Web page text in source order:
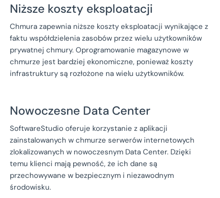
Niższe koszty eksploatacji
Chmura zapewnia niższe koszty eksploatacji wynikające z
faktu współdzielenia zasobów przez wielu użytkowników
prywatnej chmury. Oprogramowanie magazynowe w
chmurze jest bardziej ekonomiczne, ponieważ koszty
infrastruktury są rozłożone na wielu użytkowników.
Nowoczesne Data Center
SoftwareStudio oferuje korzystanie z aplikacji
zainstalowanych w chmurze serwerów internetowych
zlokalizowanych w nowoczesnym Data Center. Dzięki
temu klienci mają pewność, że ich dane są
przechowywane w bezpiecznym i niezawodnym
środowisku.